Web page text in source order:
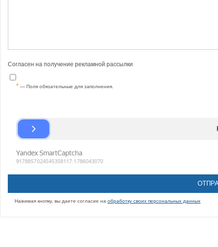
Согласен на получение рекламной рассылки
— Поля обязательные для заполнения.
Нажимая кнопку, вы даете согласие на обработку своих персональных данных